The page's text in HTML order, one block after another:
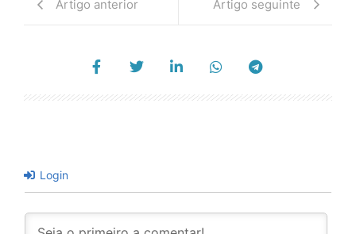
Artigo anterior Artigo seguinte
Login